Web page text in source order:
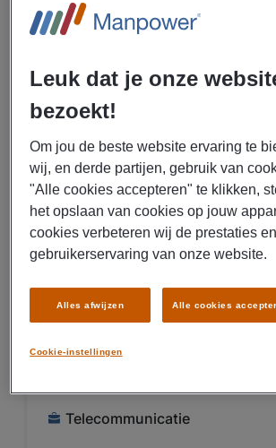
Telecommunicatie
07/08/2026
Koninklijke PostNL B.V.
Parttime
nacht PostNL
€ 14,00 - € 15,00 Per uur
Telecommunicatie
Leuk dat je onze
bezoekt!
Om jou de beste website ervaring te
wij, en derde partijen, gebruik van
"Alle cookies accepteren" te klikken,
het opslaan van cookies op jouw
cookies verbeteren wij de prestaties en
gebruikerservaring van onze website.
Cookie-instellingen
Alles afwijzen Alle cookies